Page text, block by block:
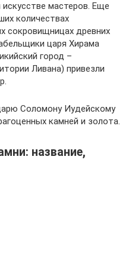
мастеров. Еще
количествах
сокровищницах древних
царя Хирама
город –
Ливана) привезли
Соломону Иудейскому
камней и золота.
название,